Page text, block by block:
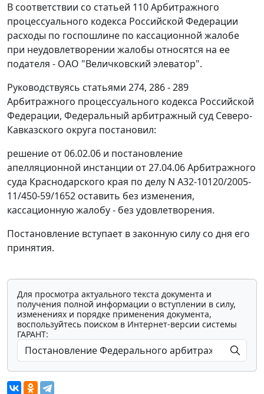
В соответствии со статьей 110Арбитражного
процессуального кодекса Российской Федерации
расходы по госпошлине по кассационной жалобе
при неудовлетворении жалобы относятся на ее
подателя - ОАО "Величковский элеватор".
Руководствуясь статьями 274, 286 - 289
Арбитражного процессуального кодекса Российской
Федерации, Федеральный арбитражный суд Северо-
Кавказского округа постановил:
решение от 06.02.06 и постановление
апелляционной инстанции от 27.04.06 Арбитражного
суда Краснодарского края по делу N А32-10120/2005-
11/450-59/1652 оставить без изменения,
кассационную жалобу - без удовлетворения.
Постановление вступает в законную силу со дня его
принятия.
Для просмотра актуального текста документа и
получения полной информации о вступлении в силу,
изменениях и порядке применения документа,
воспользуйтесь поиском в Интернет-версии системы
ГАРАНТ: